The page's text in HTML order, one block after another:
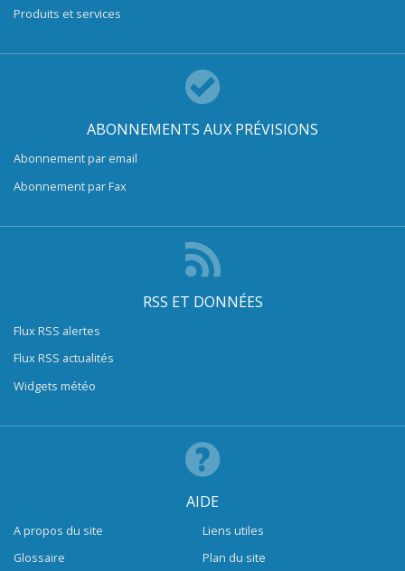
Produits et services
ABONNEMENTS AUX PRÉVISIONS
Abonnement par email
Abonnement par Fax
RSS ET DONNÉES
Flux RSS alertes
Flux RSS actualités
Widgets météo
AIDE
A propos du site
Glossaire
Liens utiles
Plan du site